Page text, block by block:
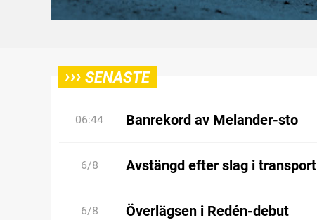
››› SENASTE
06:44 Banrekord av Melander-sto
6/8 Avstängd efter slag i transport
6/8 Överlägsen i Redén-debut